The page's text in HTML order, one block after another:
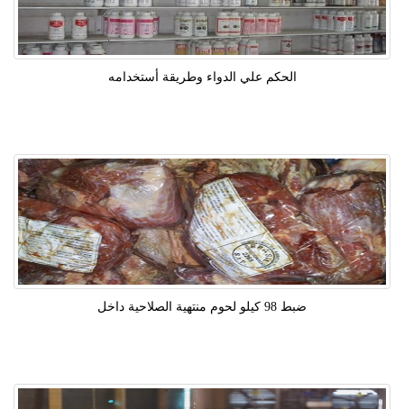
الحكم علي الدواء وطريقة أستخدامه
ضبط 98 كيلو لحوم منتهية الصلاحية داخل